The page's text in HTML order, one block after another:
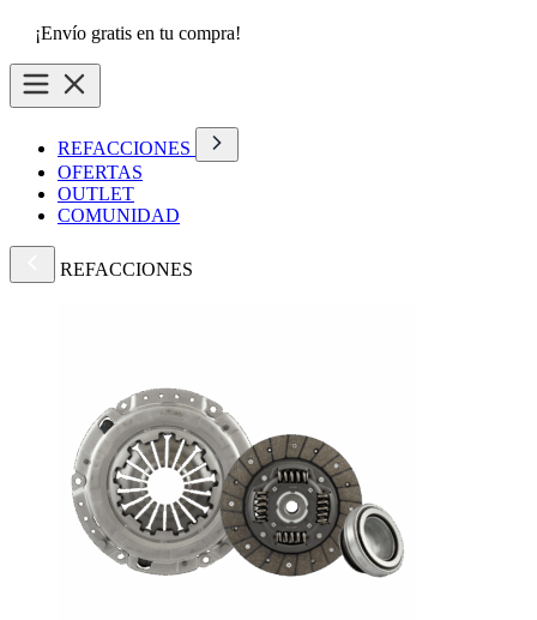
¡Envío gratis en tu compra!
REFACCIONES
OFERTAS
OUTLET
COMUNIDAD
REFACCIONES